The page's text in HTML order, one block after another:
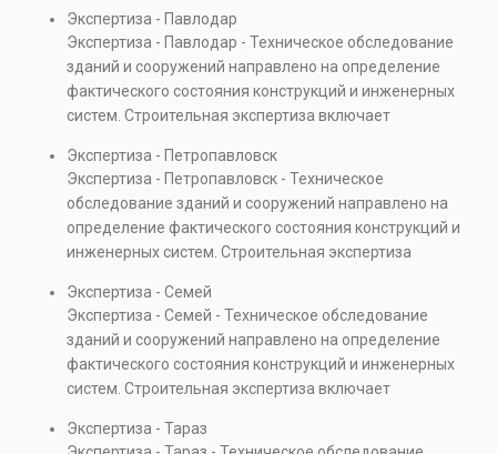
прочности элементов и оценку эксплуатационной
безопасности. Услуга востребована при покупке
недвижимости, капитальном ремонте и реконструкции
объектов, а также при судебных разбирательствах и
технических проверках.
Экспертиза - Павлодар
Экспертиза - Павлодар - Техническое обследование
зданий и сооружений направлено на определение
фактического состояния конструкций и инженерных
систем. Строительная экспертиза включает
элементов и оценку эксплуатационной безопасности.
Услуга востребована при покупке недвижимости,
капитальном ремонте и реконструкции объектов, а
также при судебных разбирательствах и технических
проверках.
Экспертиза - Петропавловск
Экспертиза - Петропавловск - Техническое
обследование зданий и сооружений направлено на
определение фактического состояния конструкций и
инженерных систем. Строительная экспертиза
прочности элементов и оценку эксплуатационной
безопасности. Услуга востребована при покупке
недвижимости, капитальном ремонте и реконструкции
объектов, а также при судебных разбирательствах и
технических проверках.
Экспертиза - Семей
Экспертиза - Семей - Техническое обследование
зданий и сооружений направлено на определение
фактического состояния конструкций и инженерных
систем. Строительная экспертиза включает
элементов и оценку эксплуатационной безопасности.
Экспертиза - Тараз